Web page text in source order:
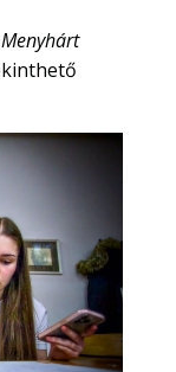
Menyhárt